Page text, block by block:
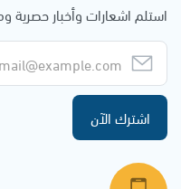
استلم اشعارات وأخبار
اشترك الآن